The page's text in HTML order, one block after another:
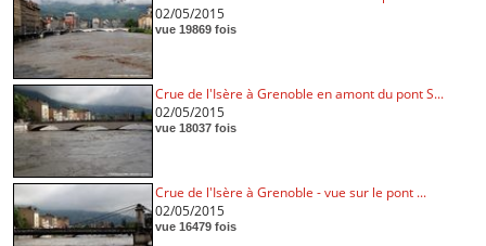
02/05/2015
vue 19869 fois
Crue de l'Isère à Grenoble en amont du pont S...
02/05/2015
vue 18037 fois
Crue de l'Isère à Grenoble - vue sur le pont ...
02/05/2015
vue 16479 fois